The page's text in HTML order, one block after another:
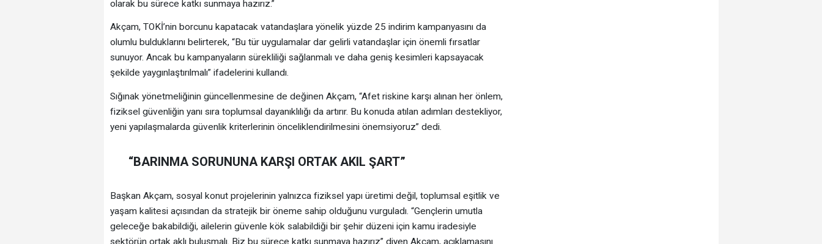
olarak bu sürece katkı sunmaya hazırız.”
Akçam, TOKİ’nin borcunu kapatacak vatandaşlara yönelik yüzde 25 indirim kampanyasını da
olumlu bulduklarını belirterek, “Bu tür uygulamalar dar gelirli vatandaşlar için önemli fırsatlar
sunuyor. Ancak bu kampanyaların sürekliliği sağlanmalı ve daha geniş kesimleri kapsayacak
şekilde yaygınlaştırılmalı” ifadelerini kullandı.
Sığınak yönetmeliğinin güncellenmesine de değinen Akçam, “Afet riskine karşı alınan her önlem,
fiziksel güvenliğin yanı sıra toplumsal dayanıklılığı da artırır. Bu konuda atılan adımları destekliyor,
yeni yapılaşmalarda güvenlik kriterlerinin önceliklendirilmesini önemsiyoruz” dedi.
“BARINMA SORUNUNA KARŞI ORTAK AKIL ŞART”
Başkan Akçam, sosyal konut projelerinin yalnızca fiziksel yapı üretimi değil, toplumsal eşitlik ve
yaşam kalitesi açısından da stratejik bir öneme sahip olduğunu vurguladı. “Gençlerin umutla
geleceğe bakabildiği, ailelerin güvenle kök salabildiği bir şehir düzeni için kamu iradesiyle
sektörün ortak aklı buluşmalı. Biz bu sürece katkı sunmaya hazırız” diyen Akçam, açıklamasını